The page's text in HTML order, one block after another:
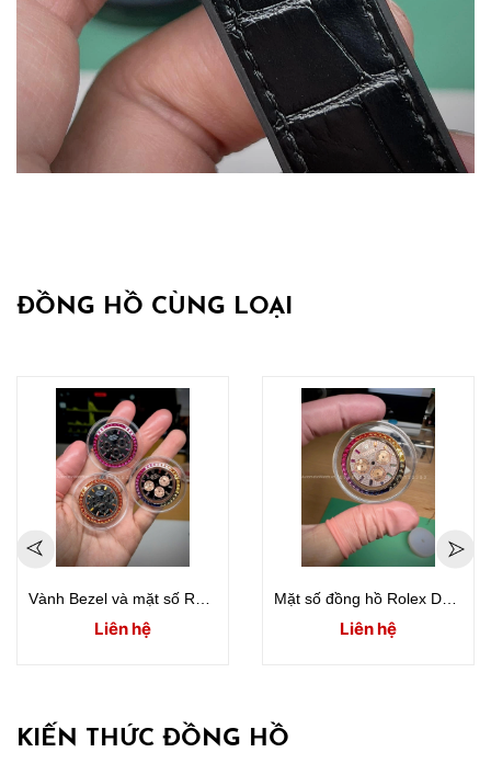
ĐỒNG HỒ CÙNG LOẠI
Vành Bezel và mặt số Rolex Daytona Rose Gold / White Gold / Yellow Gold
Liên hệ
Mặt số đồng hồ Rolex Daytona Rainbow full diamond
Liên hệ
KIẾN THỨC ĐỒNG HỒ